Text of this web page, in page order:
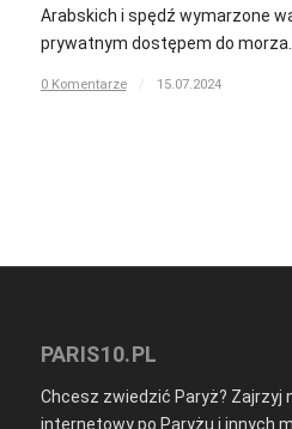
Arabskich i spędź wymarzone
prywatnym dostępem do morza.
0 Komentarze / 15.07.2024
PARIS10.PL
Chcesz zwiedzić Paryż? Zajrzyj
internetowy po Paryżu i innych